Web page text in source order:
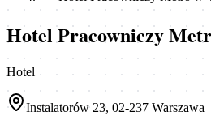
Hotel Pracowniczy
Hotel
Instalatorów 23, 02-237 Warszawa